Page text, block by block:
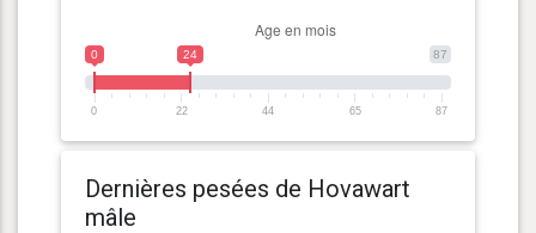
87
0 24
0 22 44 65 87
Dernières pesées de Hovawart
mâle